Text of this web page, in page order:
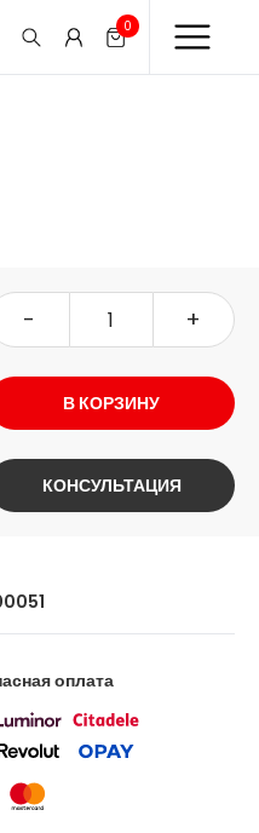
0
- +
В КОРЗИНУ
КОНСУЛЬТАЦИЯ
оплата